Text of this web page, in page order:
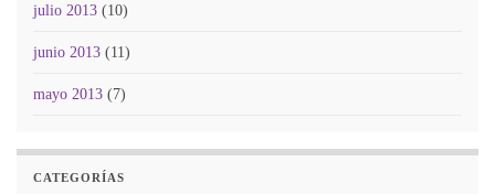
julio 2013 (10)
junio 2013 (11)
mayo 2013 (7)
CATEGORÍAS